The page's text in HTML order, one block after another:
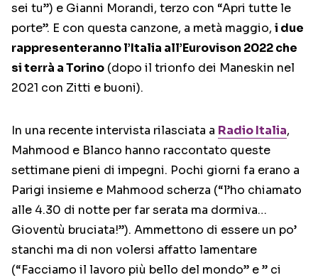
sei tu”) e Gianni Morandi, terzo con “Apri tutte le
porte”. E con questa canzone, a metà maggio, i due
rappresenteranno l’Italia all’Eurovison 2022 che
si terrà a Torino (dopo il trionfo dei Maneskin nel
2021 con Zitti e buoni).
In una recente intervista rilasciata a Radio Italia,
Mahmood e Blanco hanno raccontato queste
settimane pieni di impegni. Pochi giorni fa erano a
Parigi insieme e Mahmood scherza (“l’ho chiamato
alle 4.30 di notte per far serata ma dormiva…
Gioventù bruciata!”). Ammettono di essere un po’
stanchi ma di non volersi affatto lamentare
(“Facciamo il lavoro più bello del mondo” e ” ci